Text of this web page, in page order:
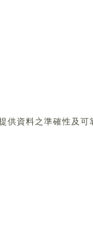
資料之準確性及